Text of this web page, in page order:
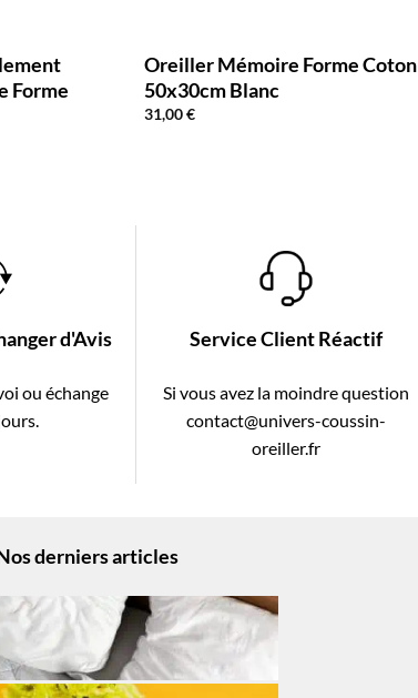
Forme
Oreiller Mémoire Forme Coton
50x30cm Blanc
31,00€
d'Avis
ou échange
Service Client Réactif
Si vous avez la moindre question
contact@univers-coussin-
oreiller.fr
derniers articles